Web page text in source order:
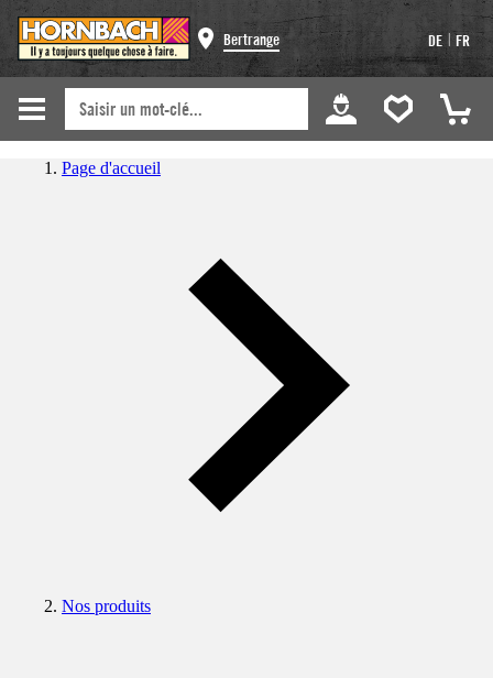
Bertrange DE | FR
Page d'accueil
Nos produits